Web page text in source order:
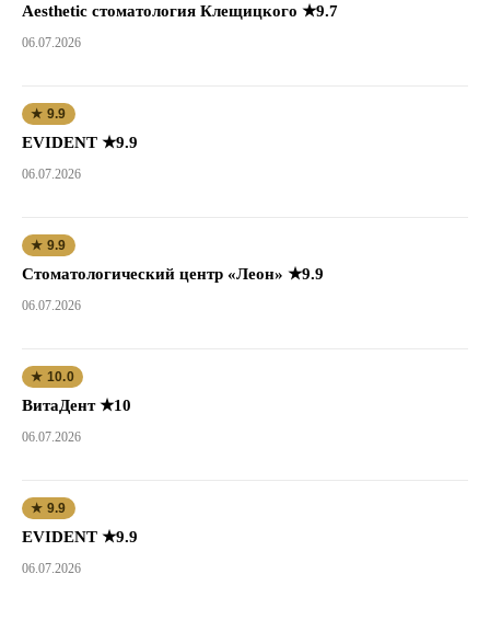
Aesthetic стоматология Клещицкого ★9.7
06.07.2026
★ 9.9
EVIDENT ★9.9
06.07.2026
★ 9.9
Стоматологический центр «Леон» ★9.9
06.07.2026
★ 10.0
ВитаДент ★10
06.07.2026
★ 9.9
EVIDENT ★9.9
06.07.2026